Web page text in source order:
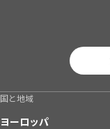
国と地域
ヨーロッパ